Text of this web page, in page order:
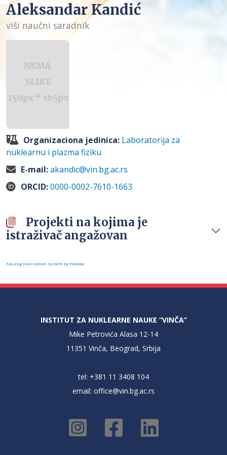
Aleksandar Kandić
viši naučni saradnik
Organizaciona jedinica: Laboratorija za
nuklearnu i plazma fiziku
E-mail:akandic@vin.bg.ac.rs
ORCID:0000-0002-7610-1663
Projekti na kojima je
istraživač angažovan
FaLang translation system by Faboba
INSTITUT ZA NUKLEARNE NAUKE “VINČA”
Mike Petrovića Alasa 12-14
11351 Vinča, Beograd, Srbija
tel: +381 11 3408 104
email: office@vin.bg.ac.rs